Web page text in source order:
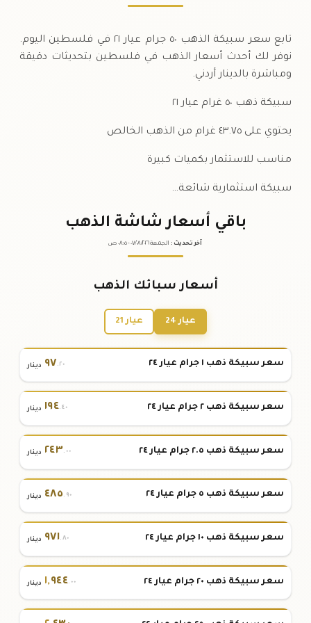
تابع سعر سبيكة الذهب ٥٠ جرام عيار ٢١ في فلسطين اليوم.
نوفر لك أحدث أسعار الذهب في فلسطين بتحديثات دقيقة
ومباشرة بالدينار أردني.
سبيكة ذهب ٥٠ غرام عيار ٢١
يحتوي على ٤٣.٧٥ غرام من الذهب الخالص
مناسب للاستثمار بكميات كبيرة
سبيكة استثمارية شائعة…
باقي أسعار شاشة الذهب
آخر تحديث : الجمعة ٠٧ /٠٨/٢٠٢٦ - ٠٨:٠٥ ص
أسعار سبائك الذهب
عيار 24 عيار 21
سعر سبيكة ذهب ١ جرام عيار ٢٤ ٩٧.٢٠ دينار
سعر سبيكة ذهب ٢ جرام عيار ٢٤ ١٩٤.٤٠ دينار
سعر سبيكة ذهب ٢.٥ جرام عيار ٢٤ ٢٤٣.٠٠ دينار
سعر سبيكة ذهب ٥ جرام عيار ٢٤ ٤٨٥.٩٠ دينار
سعر سبيكة ذهب ١٠ جرام عيار ٢٤ ٩٧١.٨٠ دينار
سعر سبيكة ذهب ٢٠ جرام عيار ٢٤ ١,٩٤٤.٠٠ دينار